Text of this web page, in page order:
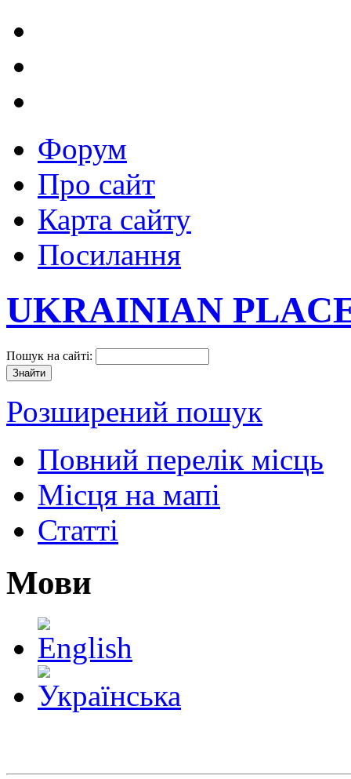
Форум
Про сайт
Карта сайту
Посилання
UKRAINIAN
Пошук на сайті:
Розширений пошук
Повний перелік місць
Місця на мапі
Статті
Мови